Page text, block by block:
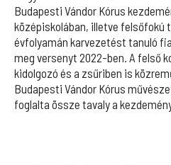
Budapesti Vándor Kórus
középiskolában, illetve felsőfokú
évfolyamán karvezetést tanuló
meg versenyt 2022-ben. A felső
kidolgozó és a zsűriben is
Budapesti Vándor Kórus
foglalta össze tavaly a